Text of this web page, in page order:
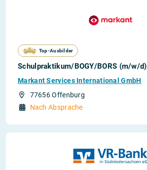
Top-Ausbilder
Schulpraktikum/BOGY/BORS (m/w/d)
Markant Services International GmbH
77656 Offenburg
Nach Absprache